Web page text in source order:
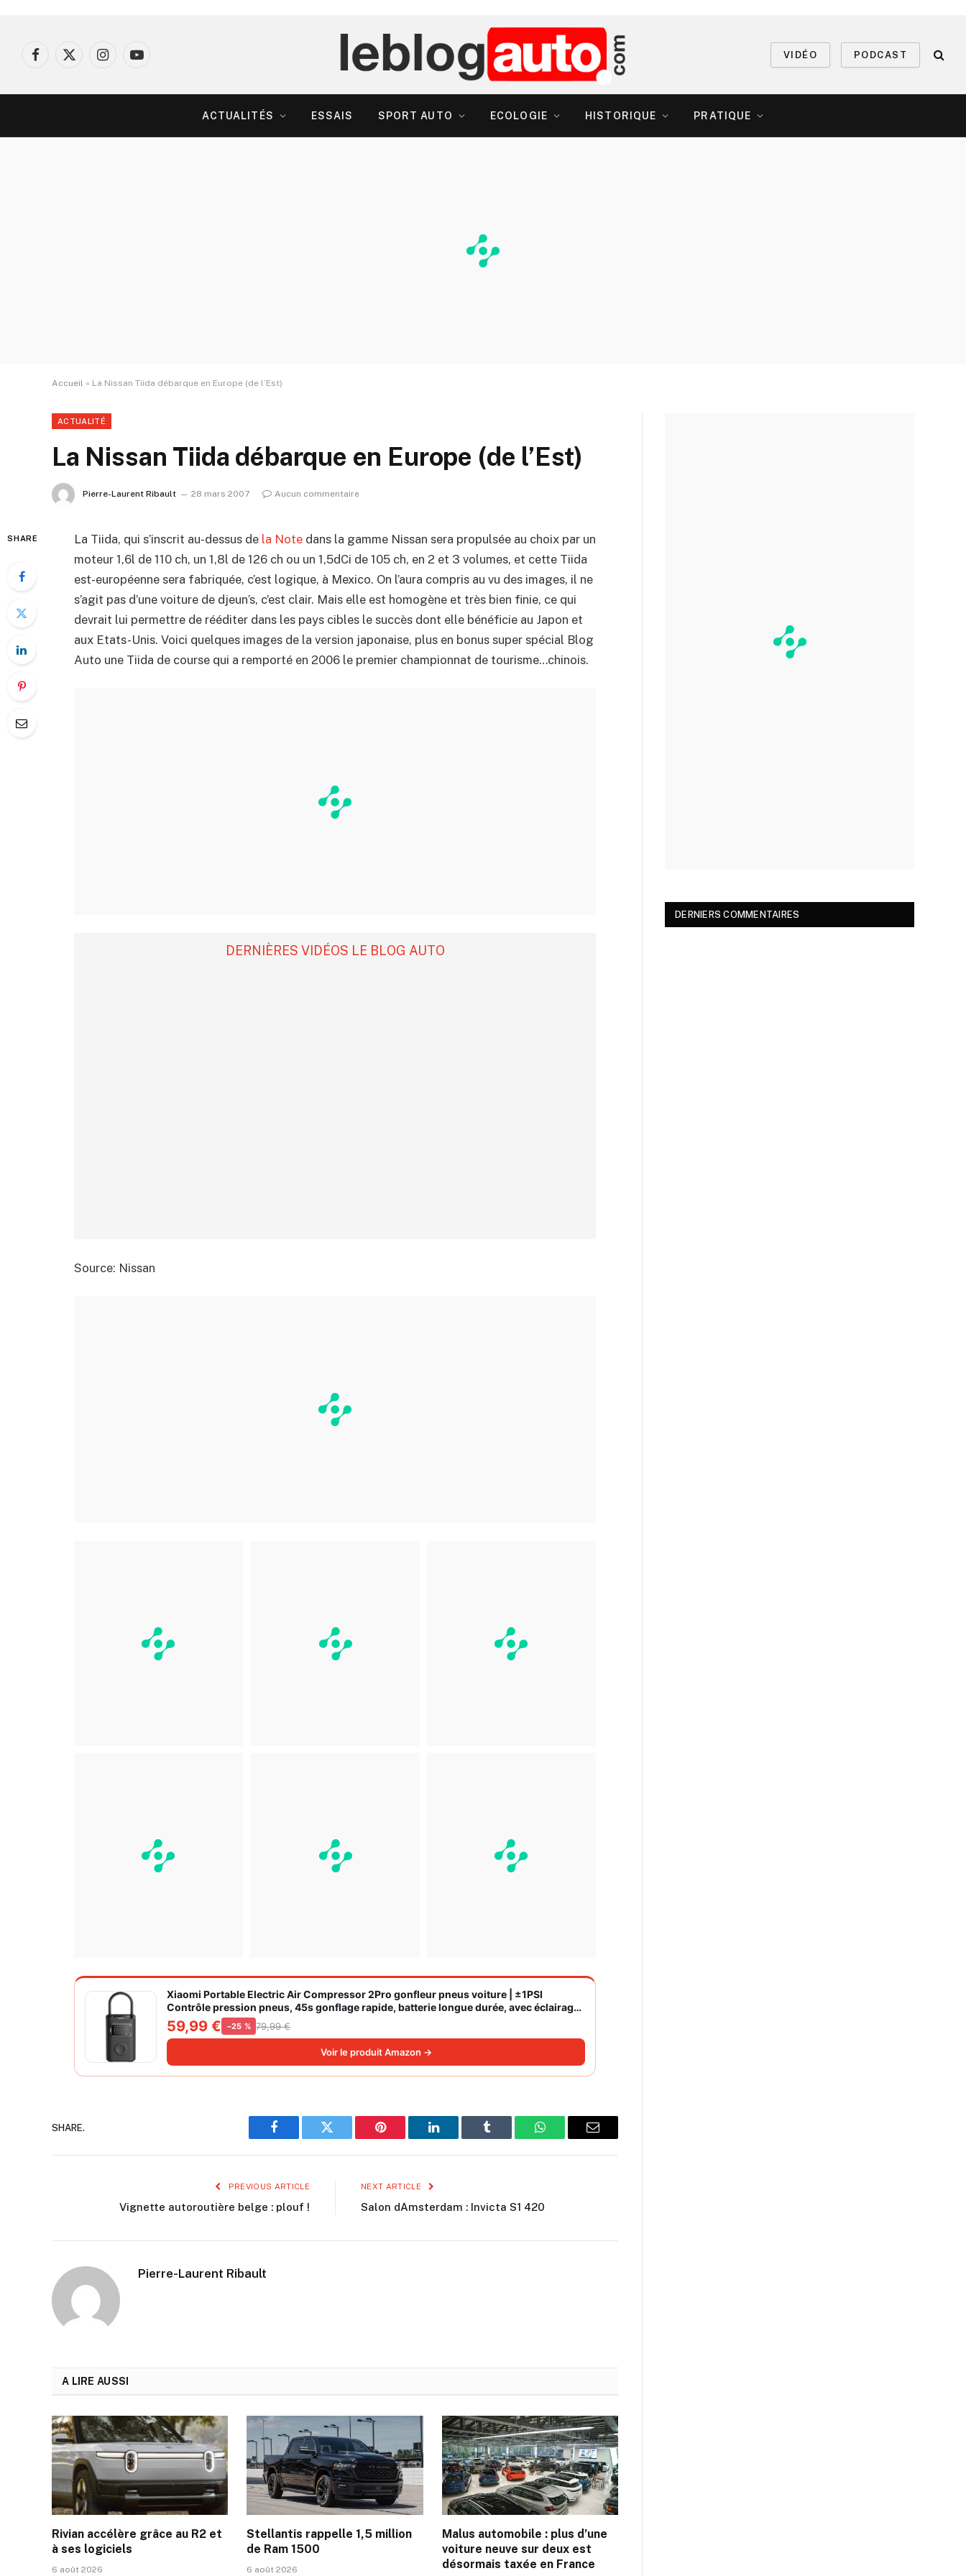
Facebook
X
InstagramYouTube
VIDÉO PODCAST
ACTUALITÉS ESSAIS SPORT AUTO ECOLOGIE HISTORIQUE PRATIQUE
Accueil » La Nissan Tiida débarque en Europe (de l’Est)
ACTUALITÉ
La Nissan Tiida débarque en Europe (de l’Est)
Pierre-Laurent Ribault 28 mars 2007 Aucun commentaire
SHARE La Tiida, qui s’inscrit au-dessus de la Note dans la gamme Nissan sera propulsée au choix par un
moteur 1,6l de 110 ch, un 1,8l de 126 ch ou un 1,5dCi de 105 ch, en 2 et 3 volumes, et cette Tiida
est-européenne sera fabriquée, c’est logique, à Mexico. On l’aura compris au vu des images, il ne
s’agit pas d’une voiture de djeun’s, c’est clair. Mais elle est homogène et très bien finie, ce qui
devrait lui permettre de rééditer dans les pays cibles le succès dont elle bénéficie au Japon et
aux Etats-Unis. Voici quelques images de la version japonaise, plus en bonus super spécial Blog
Auto une Tiida de course qui a remporté en 2006 le premier championnat de tourisme…chinois.
DERNIÈRES VIDÉOS LE BLOG AUTO
Source: Nissan
Xiaomi Portable Electric Air Compressor 2Pro gonfleur pneus voiture | ±1PSI
Contrôle pression pneus, 45s gonflage rapide, batterie longue durée, avec éclairage,
grand cylindre à air 27 mm
59,99 € −25 % 79,99 €
Voir le produit Amazon →
SHARE.
Facebook Twitter Pinterest LinkedIn Tumblr WhatsAppEmail
PREVIOUS ARTICLE
Vignette autoroutière belge : plouf !
NEXT ARTICLE
Salon dAmsterdam : Invicta S1 420
Pierre-Laurent Ribault
A LIRE AUSSI
Rivian accélère grâce au R2 et
à ses logiciels
6 août 2026
Stellantis rappelle 1,5 million
de Ram 1500
6 août 2026
Malus automobile : plus d’une
voiture neuve sur deux est
désormais taxée en France
DERNIERS COMMENTAIRES